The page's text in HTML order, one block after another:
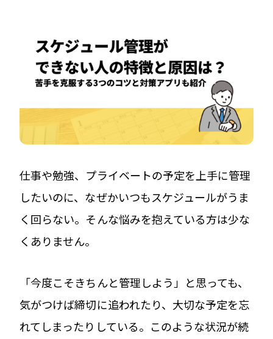
仕事や勉強、プライベートの予定を上手に管理
したいのに、なぜかいつもスケジュールがうま
く回らない。そんな悩みを抱えている方は少な
くありません。
「今度こそきちんと管理しよう」と思っても、
気がつけば締切に追われたり、大切な予定を忘
れてしまったりしている。このような状況が続